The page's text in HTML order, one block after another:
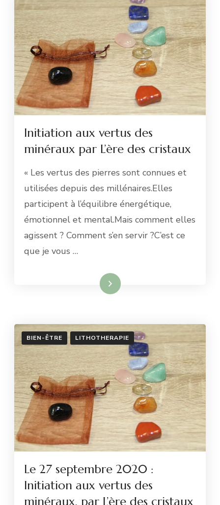
Initiation aux vertus des
minéraux par L’ère des cristaux
« Les vertus des pierres sont connues et
utilisées depuis des millénaires.Elles
participent à l’équilibre énergétique,
émotionnel et mental.Mais comment elles
agissent ? Comment s’en servir ?C’est ce
que je vous …
Lire la suite
BIEN-ÊTRE LITHOTHERAPIE
Le 27 septembre 2020 :
Initiation aux vertus des
minéraux, par L’ère des cristaux